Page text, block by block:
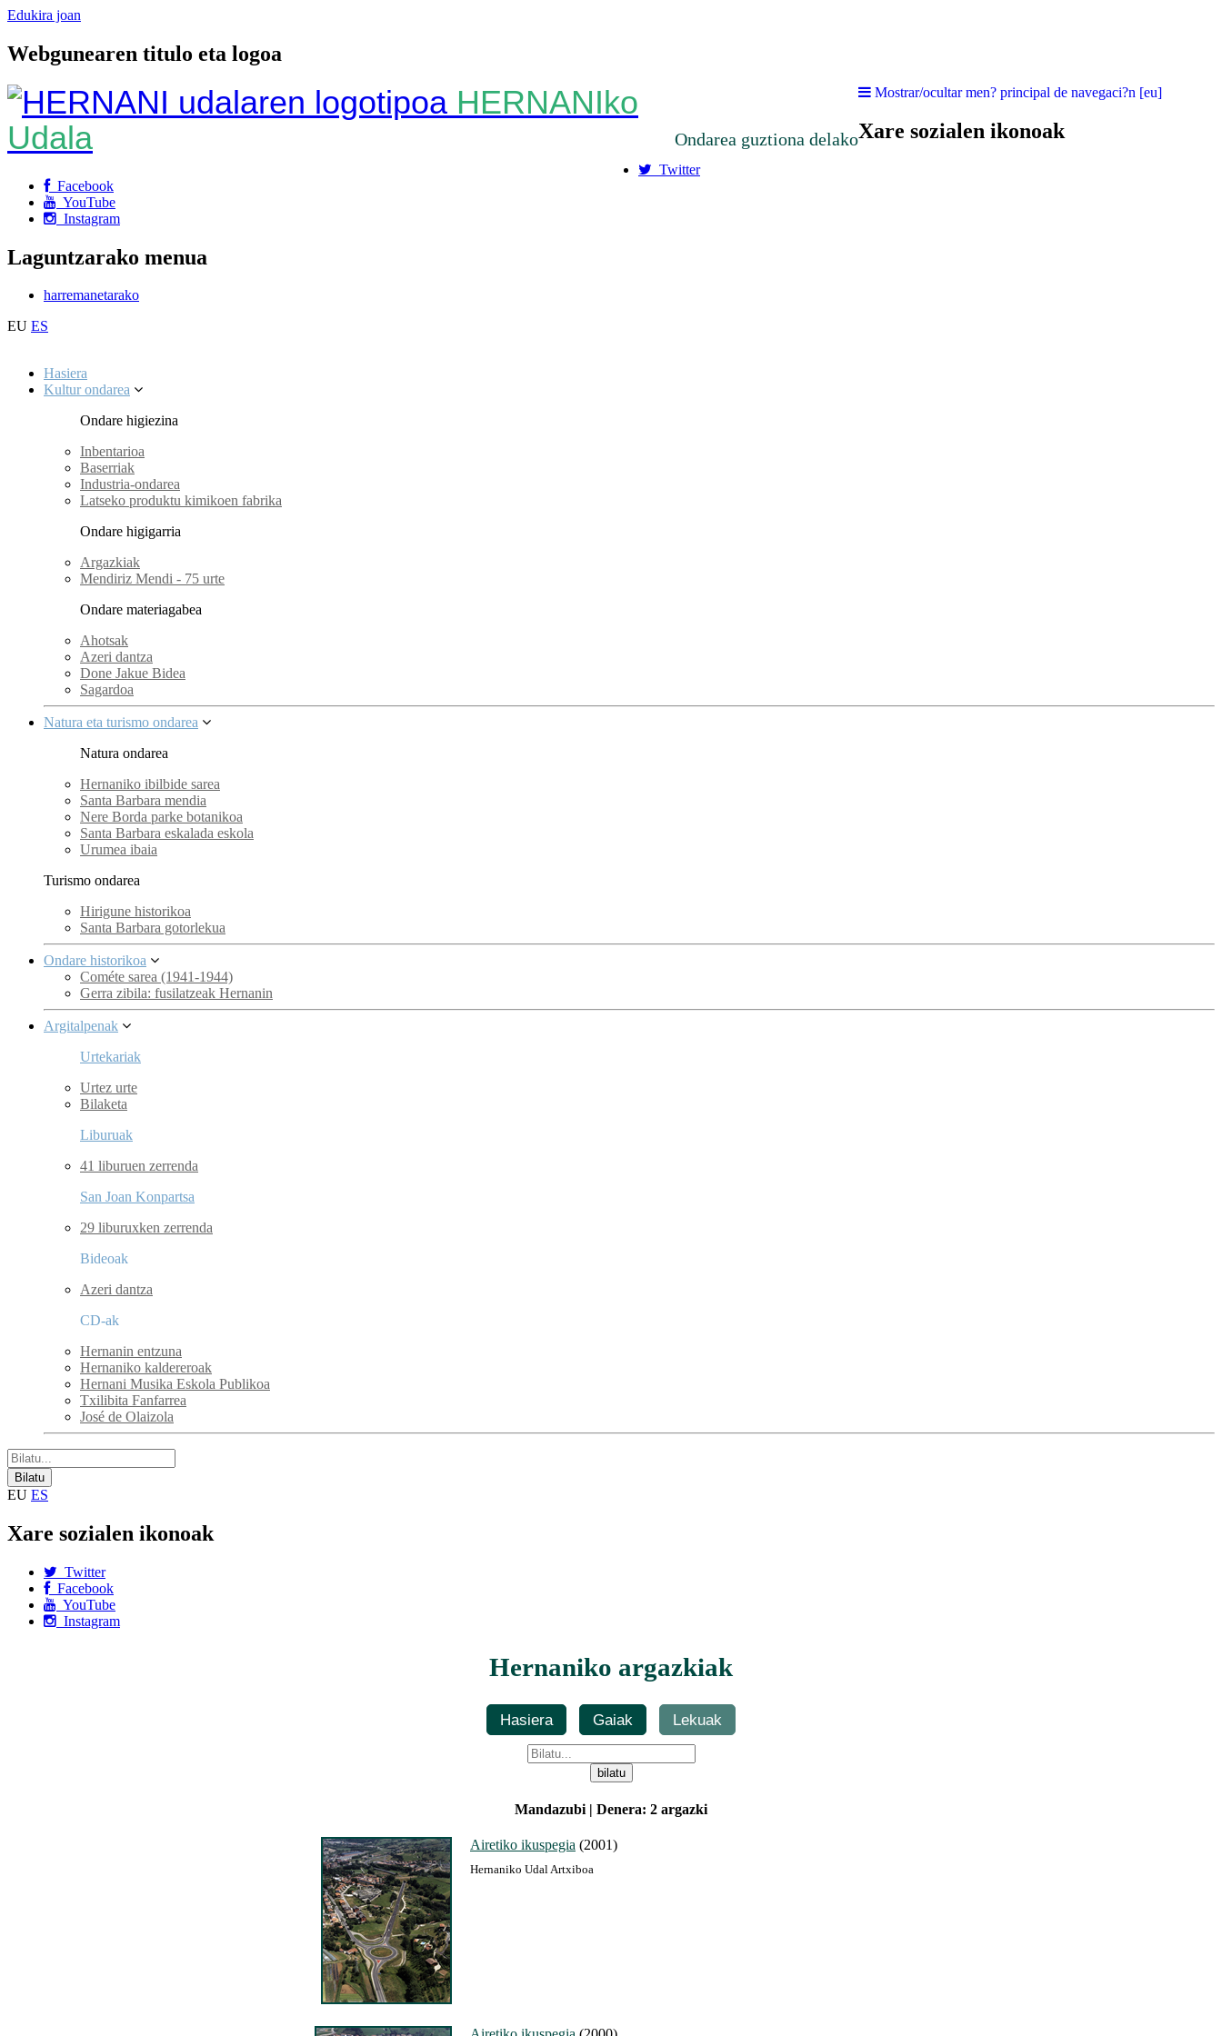
Edukira joan
Webgunearen titulo eta logoa
HERNANIko
Udala
Ondarea guztiona delako
Mostrar/ocultar men? principal de navegaci?n [eu]
Xare sozialen ikonoak
Twitter
Facebook
YouTube
Instagram
Laguntzarako menua
harremanetarako
EU ES
Hasiera
Kultur ondarea
Ondare higiezina
Inbentarioa
Baserriak
Industria-ondarea
Latseko produktu kimikoen fabrika
Ondare higigarria
Argazkiak
Mendiriz Mendi - 75 urte
Ondare materiagabea
Ahotsak
Azeri dantza
Done Jakue Bidea
Sagardoa
Natura eta turismo ondarea
Natura ondarea
Hernaniko ibilbide sarea
Santa Barbara mendia
Nere Borda parke botanikoa
Santa Barbara eskalada eskola
Urumea ibaia
Turismo ondarea
Hirigune historikoa
Santa Barbara gotorlekua
Ondare historikoa
Cométe sarea (1941-1944)
Gerra zibila: fusilatzeak Hernanin
Argitalpenak
Urtekariak
Urtez urte
Bilaketa
Liburuak
41 liburuen zerrenda
San Joan Konpartsa
29 liburuxken zerrenda
Bideoak
Azeri dantza
CD-ak
Hernanin entzuna
Hernaniko kaldereroak
Hernani Musika Eskola Publikoa
Txilibita Fanfarrea
José de Olaizola
EU ES
Xare sozialen ikonoak
Twitter
Facebook
YouTube
Instagram
Hernaniko argazkiak
Hasiera Gaiak Lekuak
Mandazubi | Denera: 2 argazki
Airetiko ikuspegia (2001)
Hernaniko Udal Artxiboa